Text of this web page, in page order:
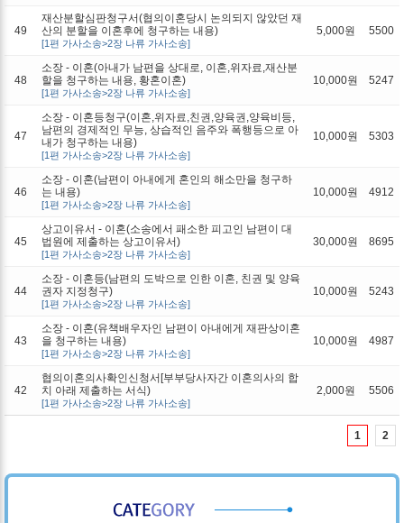
49
재산분할심판청구서(협의이혼당시 논의되지 않았던 재
산의 분할을 이혼후에 청구하는 내용)
[1편 가사소송>2장 나류 가사소송]
5,000원 5500
48
소장 - 이혼(아내가 남편을 상대로, 이혼,위자료,재산분
할을 청구하는 내용, 황혼이혼)
[1편 가사소송>2장 나류 가사소송]
10,000원 5247
47
소장 - 이혼등청구(이혼,위자료,친권,양육권,양육비등,
남편의 경제적인 무능, 상습적인 음주와 폭행등으로 아
내가 청구하는 내용)
[1편 가사소송>2장 나류 가사소송]
10,000원 5303
46
소장 - 이혼(남편이 아내에게 혼인의 해소만을 청구하
는 내용)
[1편 가사소송>2장 나류 가사소송]
10,000원 4912
45
상고이유서 - 이혼(소송에서 패소한 피고인 남편이 대
법원에 제출하는 상고이유서)
[1편 가사소송>2장 나류 가사소송]
30,000원 8695
44
소장 - 이혼등(남편의 도박으로 인한 이혼, 친권 및 양육
권자 지정청구)
[1편 가사소송>2장 나류 가사소송]
10,000원 5243
43
소장 - 이혼(유책배우자인 남편이 아내에게 재판상이혼
을 청구하는 내용)
[1편 가사소송>2장 나류 가사소송]
10,000원 4987
42
협의이혼의사확인신청서[부부당사자간 이혼의사의 합
치 아래 제출하는 서식)
[1편 가사소송>2장 나류 가사소송]
2,000원 5506
1 2